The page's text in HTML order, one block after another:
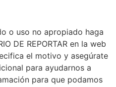
o uso no apropiado haga
DE REPORTAR en la web
el motivo y asegúrate
para ayudarnos a
para que podamos